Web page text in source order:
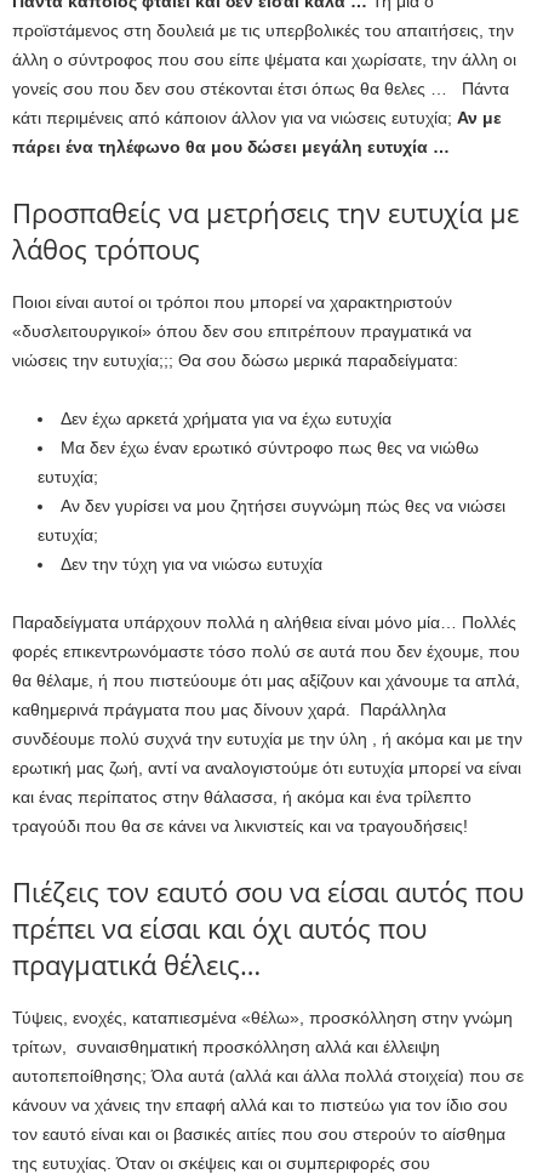
προϊστάμενος στη δουλειά με τις υπερβολικές του απαιτήσεις, την
άλλη ο σύντροφος που σου είπε ψέματα και χωρίσατε, την άλλη οι
γονείς σου που δεν σου στέκονται έτσι όπως θα θελες … Πάντα
κάτι περιμένεις από κάποιον άλλον για να νιώσεις ευτυχία; Αν με
πάρει ένα τηλέφωνο θα μου δώσει μεγάλη ευτυχία …
Προσπαθείς να μετρήσεις την ευτυχία με
λάθος τρόπους
Ποιοι είναι αυτοί οι τρόποι που μπορεί να χαρακτηριστούν
«δυσλειτουργικοί» όπου δεν σου επιτρέπουν πραγματικά να
νιώσεις την ευτυχία;;; Θα σου δώσω μερικά παραδείγματα:
Δεν έχω αρκετά χρήματα για να έχω ευτυχία
Μα δεν έχω έναν ερωτικό σύντροφο πως θες να νιώθω
ευτυχία;
Αν δεν γυρίσει να μου ζητήσει συγνώμη πώς θες να νιώσει
ευτυχία;
Δεν την τύχη για να νιώσω ευτυχία
Παραδείγματα υπάρχουν πολλά η αλήθεια είναι μόνο μία… Πολλές
φορές επικεντρωνόμαστε τόσο πολύ σε αυτά που δεν έχουμε, που
θα θέλαμε, ή που πιστεύουμε ότι μας αξίζουν και χάνουμε τα απλά,
καθημερινά πράγματα που μας δίνουν χαρά. Παράλληλα
συνδέουμε πολύ συχνά την ευτυχία με την ύλη , ή ακόμα και με την
ερωτική μας ζωή, αντί να αναλογιστούμε ότι ευτυχία μπορεί να είναι
και ένας περίπατος στην θάλασσα, ή ακόμα και ένα τρίλεπτο
τραγούδι που θα σε κάνει να λικνιστείς και να τραγουδήσεις!
Πιέζεις τον εαυτό σου να είσαι αυτός που
πρέπει να είσαι και όχι αυτός που
πραγματικά θέλεις…
Τύψεις, ενοχές, καταπιεσμένα «θέλω», προσκόλληση στην γνώμη
τρίτων, συναισθηματική προσκόλληση αλλά και έλλειψη
αυτοπεποίθησης; Όλα αυτά (αλλά και άλλα πολλά στοιχεία) που σε
κάνουν να χάνεις την επαφή αλλά και το πιστεύω για τον ίδιο σου
τον εαυτό είναι και οι βασικές αιτίες που σου στερούν το αίσθημα
της ευτυχίας. Όταν οι σκέψεις και οι συμπεριφορές σου